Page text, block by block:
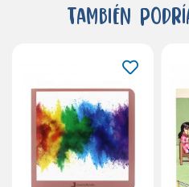
También